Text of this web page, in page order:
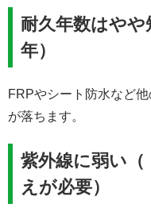
耐久年数はやや
年）
FRPやシート防水など
が落ちます。
紫外線に弱い
えが必要）